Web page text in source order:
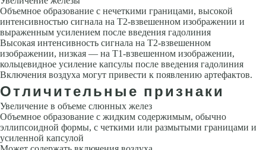
Объемное образование с нечеткими границами, вы­сокой
интенсивностью сигнала на Т2-взвешенном изображении и
выра­женным усилением после введения гадолиния
Высокая интенсивность сигнала на Т2-взвешенном
изображении, низкая — на Т1-взвешенном изо­бражении,
кольцевидное усиление капсулы после введения гадолиния
Включения воздуха могут привести к появлению артефактов.
Отличительные признаки
Увеличение в объеме слюнных желез
Объемное образование с жидким содержимым, обычно
эллипсоидной формы, с четкими или размытыми границами и
усиленной капсулой